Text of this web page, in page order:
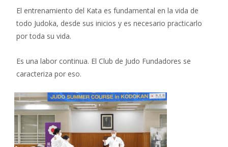
El entrenamiento del Kata es fundamental en la vida de
todo Judoka, desde sus inicios y es necesario practicarlo
por toda su vida.
Es una labor continua. El Club de Judo Fundadores se
caracteriza por eso.